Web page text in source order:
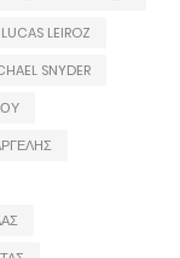
LUCAS LEIROZ
SNYDER